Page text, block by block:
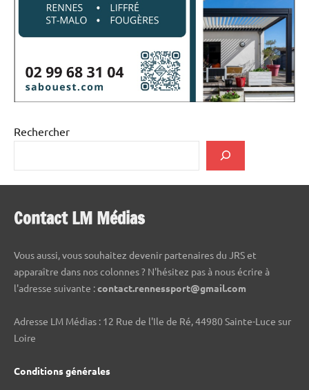
Rechercher
Contact LM Médias
Vous aussi, vous souhaitez devenir partenaires du JRS et
apparaître dans nos colonnes ? N'hésitez pas à nous écrire à
l'adresse suivante :contact.rennessport@gmail.com
Adresse LM Médias : 12 Rue de l'Ile de Ré, 44980 Sainte-Luce sur
Loire
Conditions générales